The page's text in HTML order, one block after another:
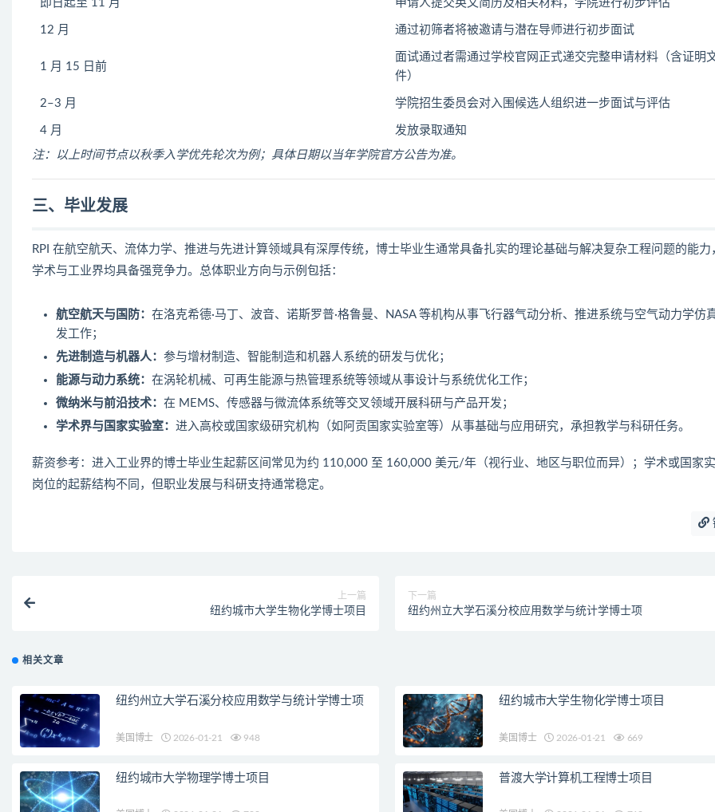
即日起至 11 月 申请人提交英文简历及相关材料，学院进行初步评估
12 月 通过初筛者将被邀请与潜在导师进行初步面试
1 月 15 日前
面试通过者需通过学校官网正式递交完整申请材料（含证明
件）
2–3 月 学院招生委员会对入围候选人组织进一步面试与评估
4 月 发放录取通知
注：以上时间节点以秋季入学优先轮次为例；具体日期以当年学院官方公告为准。
三、毕业发展
RPI 在航空航天、流体力学、推进与先进计算领域具有深厚传统，博士毕业生通常具备扎实的理论基础与解决复杂工程问题的能力
学术与工业界均具备强竞争力。总体职业方向与示例包括：
航空航天与国防： 在洛克希德·马丁、波音、诺斯罗普·格鲁曼、NASA 等机构从事飞行器气动分析、推进系统与空气动力学仿
发工作；
先进制造与机器人： 参与增材制造、智能制造和机器人系统的研发与优化；
能源与动力系统： 在涡轮机械、可再生能源与热管理系统等领域从事设计与系统优化工作；
微纳米与前沿技术： 在 MEMS、传感器与微流体系统等交叉领域开展科研与产品开发；
学术界与国家实验室： 进入高校或国家级研究机构（如阿贡国家实验室等）从事基础与应用研究，承担教学与科研任务。
薪资参考：进入工业界的博士毕业生起薪区间常见为约 110,000 至 160,000 美元/年（视行业、地区与职位而异）；学术或国家
岗位的起薪结构不同，但职业发展与科研支持通常稳定。
上一篇
纽约城市大学生物化学博士项目
下一篇
纽约州立大学石溪分校应用数学与统计学博士项
相关文章
纽约州立大学石溪分校应用数学与统计学博士项
美国博士 2026-01-21 948
纽约城市大学生物化学博士项目
美国博士 2026-01-21 669
纽约城市大学物理学博士项目 普渡大学计算机工程博士项目